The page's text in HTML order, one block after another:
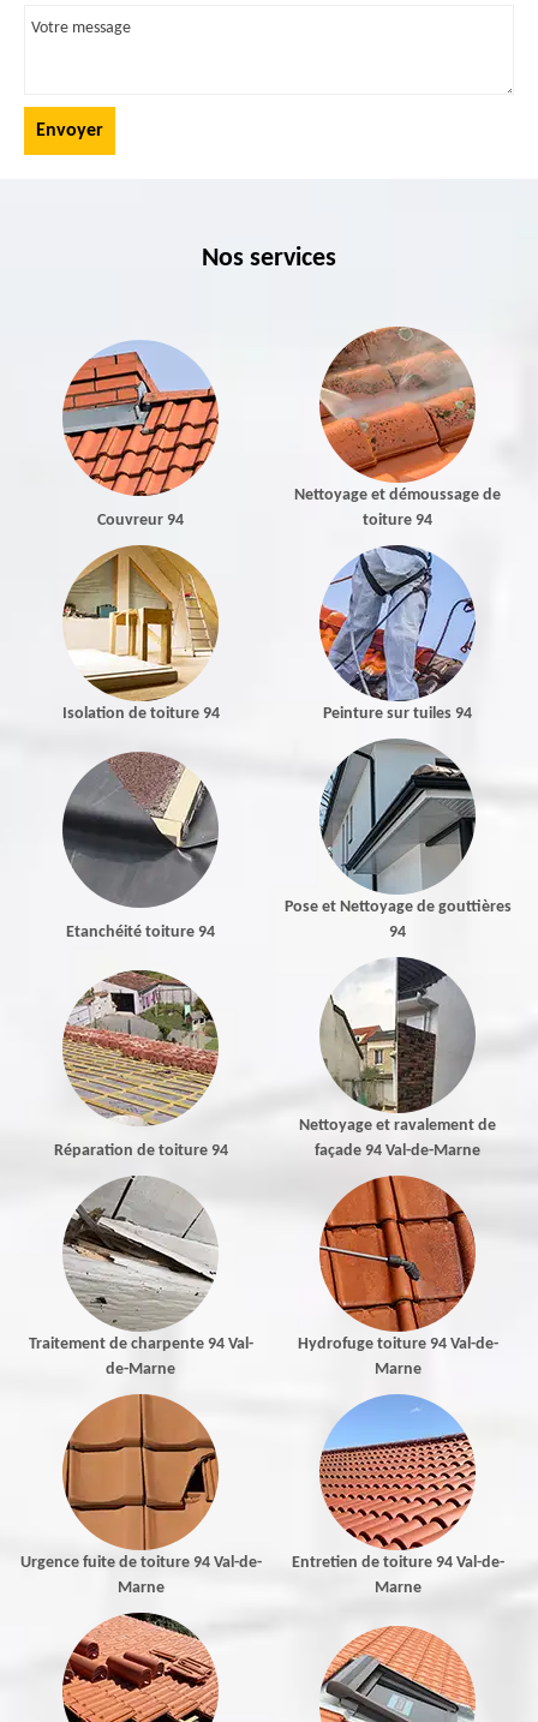
Nos services
Couvreur 94
Nettoyage et démoussage de
toiture 94
Isolation de toiture 94 Peinture sur tuiles 94
Etanchéité toiture 94
Pose et Nettoyage de gouttières
94
Réparation de toiture 94
Nettoyage et ravalement de
façade 94 Val-de-Marne
Traitement de charpente 94 Val-
de-Marne
Hydrofuge toiture 94 Val-de-
Marne
Urgence fuite de toiture 94 Val-de-
Marne
Entretien de toiture 94 Val-de-
Marne